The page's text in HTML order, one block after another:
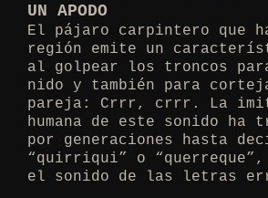
UN APODO
El pájaro carpintero que
región emite un
al golpear los troncos
nido y también para
pareja: Crrr, crrr. La
humana de este sonido ha
por generaciones hasta
“quirriqui” o “querreque”,
el sonido de las letras